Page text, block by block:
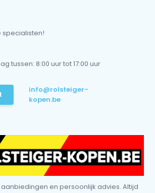
specialisten!
tussen: 8:00 uur tot 17:00 uur
info@rolsteiger-
kopen.be
en persoonlijk advies. Altijd